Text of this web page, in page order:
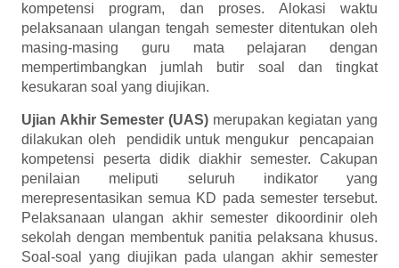
kompetensi program, dan proses. Alokasi waktu
pelaksanaan ulangan tengah semester ditentukan oleh
masing-masing guru mata pelajaran dengan
mempertimbangkan jumlah butir soal dan tingkat
kesukaran soal yang diujikan.
Ujian Akhir Semester (UAS) merupakan kegiatan yang
dilakukan oleh pendidik untuk mengukur pencapaian
kompetensi peserta didik diakhir semester. Cakupan
penilaian meliputi seluruh indikator yang
merepresentasikan semua KD pada semester tersebut.
Pelaksanaan ulangan akhir semester dikoordinir oleh
sekolah dengan membentuk panitia pelaksana khusus.
Soal-soal yang diujikan pada ulangan akhir semester